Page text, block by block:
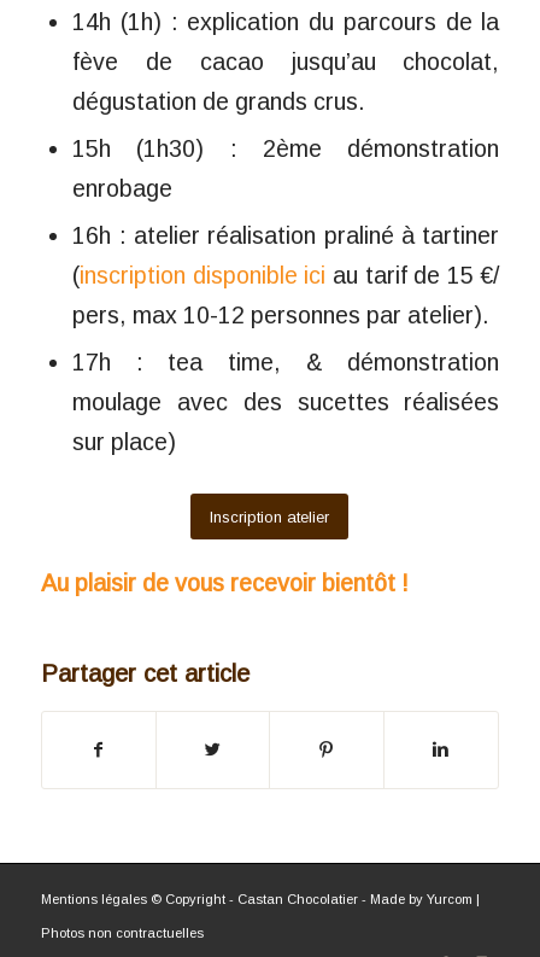
14h (1h) : explication du parcours de la
fève de cacao jusqu’au chocolat,
dégustation de grands crus.
15h (1h30) : 2ème démonstration
enrobage
16h : atelier réalisation praliné à tartiner
(inscription disponible ici au tarif de 15 €/
pers, max 10-12 personnes par atelier).
17h : tea time, & démonstration
moulage avec des sucettes réalisées
sur place)
Inscription atelier
Au plaisir de vous recevoir bientôt !
Partager cet article
Mentions légales© Copyright - Castan Chocolatier - Made by Yurcom |
Photos non contractuelles